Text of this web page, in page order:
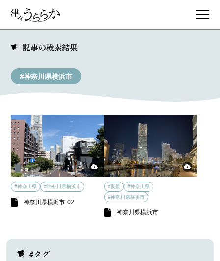
記事の検索結果
#神奈川県横浜市
#神奈川県 #神奈川県横浜市
神奈川県横浜市_02
#夜景
#神奈川県
#神奈川県横浜市
神奈川県横浜市
#タグ